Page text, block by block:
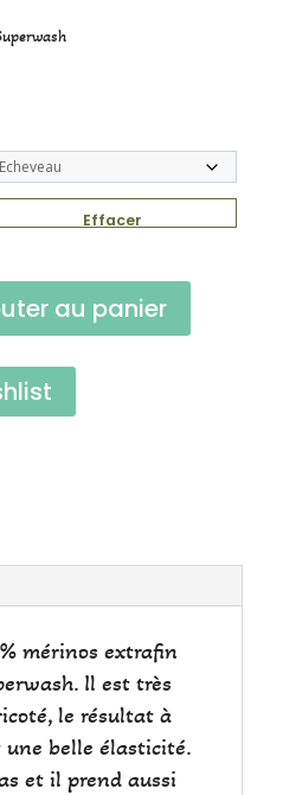
Effacer
au panier
mérinos extrafin
Il est très
le résultat à
belle élasticité.
et il prend aussi